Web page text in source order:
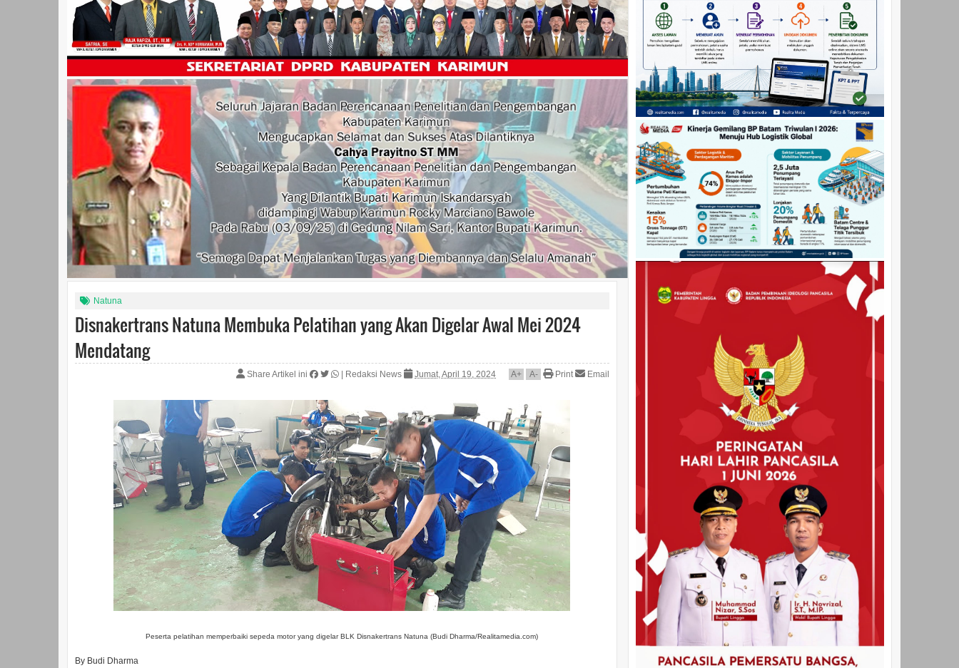
Natuna
Disnakertrans Natuna Membuka Pelatihan yang Akan Digelar Awal Mei 2024
Mendatang
Share Artikel ini Redaksi News Jumat, April 19, 2024 A+ A- Print Email
Peserta pelatihan memperbaiki sepeda motor yang digelar BLK Disnakertrans Natuna (Budi Dharma/Realitamedia.com)
By Budi Dharma